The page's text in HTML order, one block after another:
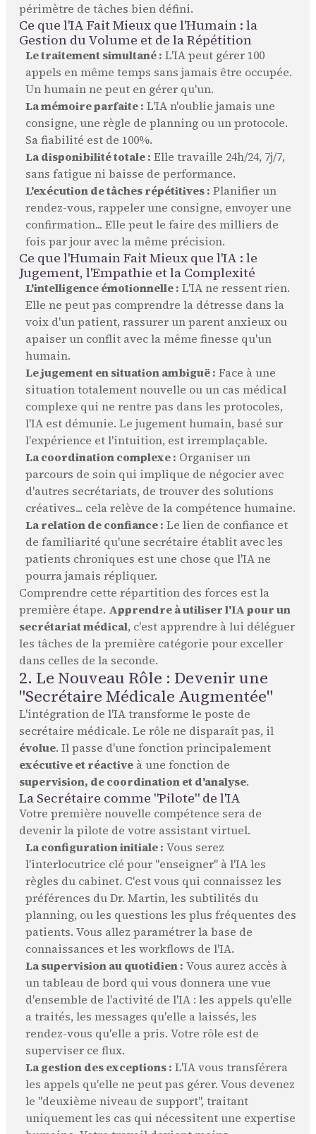
périmètre de tâches bien défini.
Ce que l'IA Fait Mieux que l'Humain : la
Gestion du Volume et de la Répétition
Le traitement simultané : L'IA peut gérer 100
appels en même temps sans jamais être occupée.
Un humain ne peut en gérer qu'un.
La mémoire parfaite : L'IA n'oublie jamais une
consigne, une règle de planning ou un protocole.
Sa fiabilité est de 100%.
La disponibilité totale : Elle travaille 24h/24, 7j/7,
sans fatigue ni baisse de performance.
L'exécution de tâches répétitives : Planifier un
rendez-vous, rappeler une consigne, envoyer une
confirmation... Elle peut le faire des milliers de
fois par jour avec la même précision.
Ce que l'Humain Fait Mieux que l'IA : le
Jugement, l'Empathie et la Complexité
L'intelligence émotionnelle : L'IA ne ressent rien.
Elle ne peut pas comprendre la détresse dans la
voix d'un patient, rassurer un parent anxieux ou
apaiser un conflit avec la même finesse qu'un
humain.
Le jugement en situation ambiguë : Face à une
situation totalement nouvelle ou un cas médical
complexe qui ne rentre pas dans les protocoles,
l'IA est démunie. Le jugement humain, basé sur
l'expérience et l'intuition, est irremplaçable.
La coordination complexe : Organiser un
parcours de soin qui implique de négocier avec
d'autres secrétariats, de trouver des solutions
créatives... cela relève de la compétence humaine.
La relation de confiance : Le lien de confiance et
de familiarité qu'une secrétaire établit avec les
patients chroniques est une chose que l'IA ne
pourra jamais répliquer.
Comprendre cette répartition des forces est la
première étape. Apprendre à utiliser l'IA pour un
secrétariat médical, c'est apprendre à lui déléguer
les tâches de la première catégorie pour exceller
dans celles de la seconde.
2. Le Nouveau Rôle : Devenir une
"Secrétaire Médicale Augmentée"
L'intégration de l'IA transforme le poste de
secrétaire médicale. Le rôle ne disparaît pas, il
évolue. Il passe d'une fonction principalement
exécutive et réactiveà une fonction de
supervision, de coordination et d'analyse.
La Secrétaire comme "Pilote" de l'IA
Votre première nouvelle compétence sera de
devenir la pilote de votre assistant virtuel.
La configuration initiale : Vous serez
l'interlocutrice clé pour "enseigner" à l'IA les
règles du cabinet. C'est vous qui connaissez les
préférences du Dr. Martin, les subtilités du
planning, ou les questions les plus fréquentes des
patients. Vous allez paramétrer la base de
connaissances et les workflows de l'IA.
La supervision au quotidien : Vous aurez accès à
un tableau de bord qui vous donnera une vue
d'ensemble de l'activité de l'IA : les appels qu'elle
a traités, les messages qu'elle a laissés, les
rendez-vous qu'elle a pris. Votre rôle est de
superviser ce flux.
La gestion des exceptions : L'IA vous transférera
les appels qu'elle ne peut pas gérer. Vous devenez
le "deuxième niveau de support", traitant
uniquement les cas qui nécessitent une expertise